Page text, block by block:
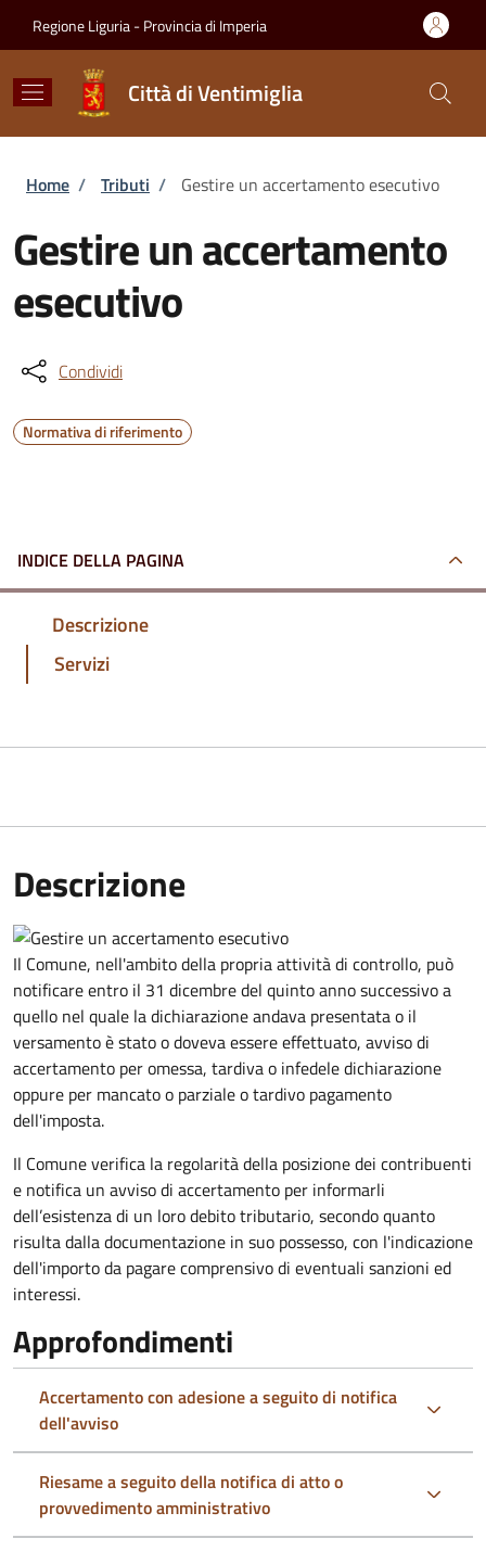
Regione Liguria - Provincia di Imperia
Città di Ventimiglia
Briciole di pane
Home / Tributi / Gestire un accertamento esecutivo
Gestire un accertamento
esecutivo
Condividi
Normativa di riferimento
INDICE DELLA PAGINA
Descrizione
Servizi
Descrizione
Il Comune, nell'ambito della propria attività di controllo, può
notificare entro il 31 dicembre del quinto annosuccessivo a
quello nel quale la dichiarazione andava presentata o il
versamento è stato o doveva essere effettuato, avviso di
accertamento per omessa, tardiva o infedele dichiarazione
oppure per mancato o parziale o tardivo pagamento
dell'imposta.
Il Comune verifica la regolarità della posizione dei contribuenti
e notifica un avviso di accertamento per informarli
dell’esistenza di un loro debito tributario, secondo quanto
risulta dalla documentazione in suo possesso, con l'indicazione
dell'importo da pagare comprensivo di eventuali sanzioni ed
interessi.
Approfondimenti
Accertamento con adesione a seguito di notifica
dell'avviso
Riesame a seguito della notifica di atto o
provvedimento amministrativo